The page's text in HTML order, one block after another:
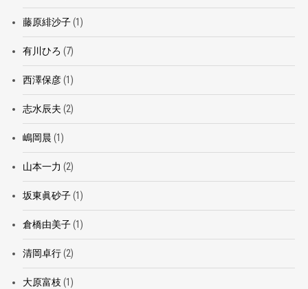
藤原緋沙子(1)
有川ひろ (7)
西澤保彦(1)
志水辰夫 (2)
嶋岡晨 (1)
山本一力 (2)
坂東眞砂子(1)
倉橋由美子(1)
清岡卓行(2)
大原富枝 (1)